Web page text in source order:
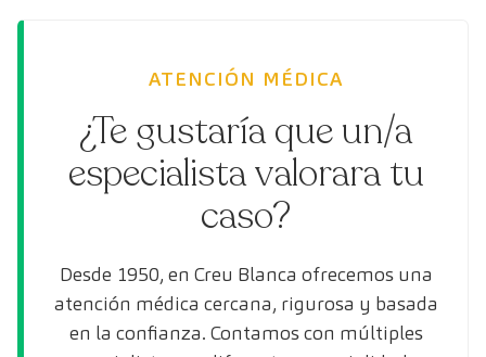
ATENCIÓN MÉDICA
¿Te gustaría que un/a
especialista valorara tu
caso?
Desde 1950, en Creu Blanca ofrecemos una
atención médica cercana, rigurosa y basada
en la confianza. Contamos con múltiples